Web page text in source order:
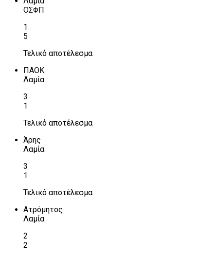
ΟΣΦΠ
1
5
Τελικό αποτέλεσμα
ΠΑΟΚ
Λαμία
3
1
Τελικό αποτέλεσμα
Άρης
Λαμία
3
1
Τελικό αποτέλεσμα
Ατρόμητος
Λαμία
2
2